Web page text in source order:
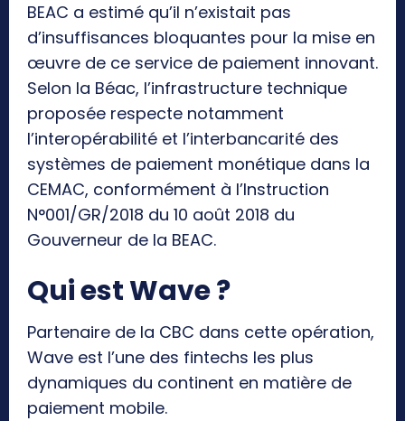
BEAC a estimé qu’il n’existait pas
d’insuffisances bloquantes pour la mise en
œuvre de ce service de paiement innovant.
Selon la Béac, l’infrastructure technique
proposée respecte notamment
l’interopérabilité et l’interbancarité des
systèmes de paiement monétique dans la
CEMAC, conformément à l’Instruction
N°001/GR/2018 du 10 août 2018 du
Gouverneur de la BEAC.
Qui est Wave ?
Partenaire de la CBC dans cette opération,
Wave est l’une des fintechs les plus
dynamiques du continent en matière de
paiement mobile.